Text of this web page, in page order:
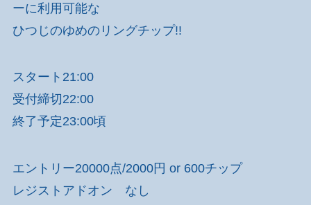
ーに利用可能な
ひつじのゆめのリングチップ!!
スタート21:00
受付締切22:00
終了予定23:00頃
エントリー20000点/2000円 or 600チップ
レジストアドオン なし